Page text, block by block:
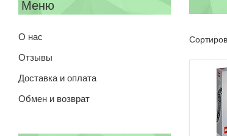
О нас
Отзывы
Доставка и оплата
Обмен и возврат